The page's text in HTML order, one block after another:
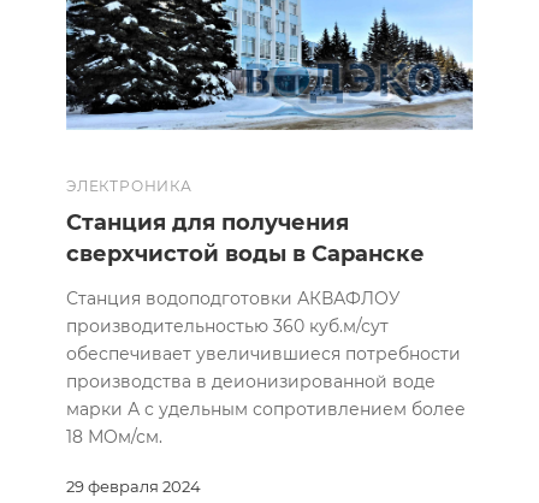
ЭЛЕКТРОНИКА
29 февраля 2024
Станция для получения
сверхчистой воды в Саранске
Станция водоподготовки АКВАФЛОУ
производительностью 360 куб.м/сут
обеспечивает увеличившиеся потребности
производства в деионизированной воде
марки А с удельным сопротивлением более
18 МОм/см.